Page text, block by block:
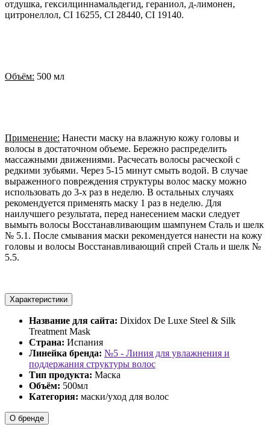
отдушка, гексилциннамальдегид, гераниол, д-лимонен,
цитронеллол, CI 16255, CI 28440, CI 19140.
Объём: 500 мл
Применение: Нанести маску на влажную кожу головы и
волосы в достаточном объеме. Бережно распределить
массажными движениями. Расчесать волосы расческой с
редкими зубьями. Через 5-15 минут смыть водой. В случае
выраженного повреждения структуры волос маску можно
использовать до 3-х раз в неделю. В остальных случаях
рекомендуется применять маску 1 раз в неделю. Для
наилучшего результата, перед нанесением маски следует
вымыть волосы Восстанавливающим шампунем Сталь и шелк
№ 5.1. После смывания маски рекомендуется нанести на кожу
головы и волосы Восстанавливающий спрей Сталь и шелк №
5.5.
Характеристики
Название для сайта: Dixidox De Luxe Steel & Silk
Treatment Mask
Страна: Испания
Линейка бренда: №5 - Линия для увлажнения и
поддержания структуры волос
Тип продукта: Маска
Объём: 500мл
Категория: маски/уход для волос
О бренде